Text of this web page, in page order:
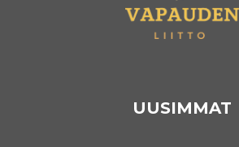
UUSIMMAT